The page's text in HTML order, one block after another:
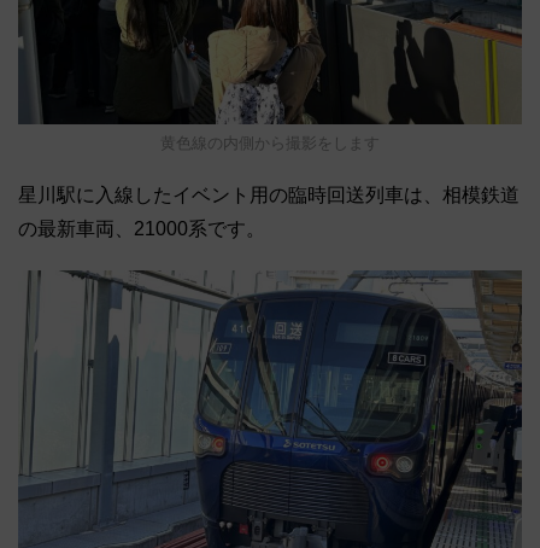
黄色線の内側から撮影をします
星川駅に入線したイベント用の臨時回送列車は、相模鉄道
の最新車両、21000系です。